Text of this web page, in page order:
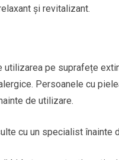
și revitalizant.
utilizarea pe suprafețe
Persoanele cu
de utilizare.
cu un specialist înainte